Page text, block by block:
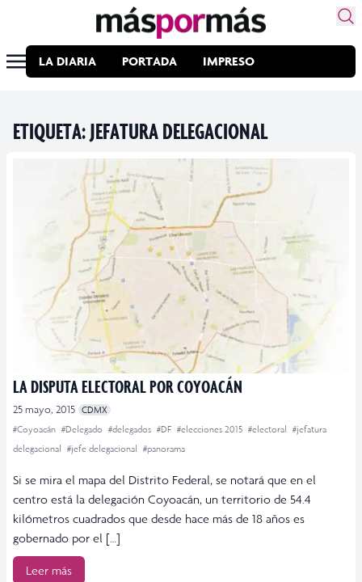
LA DIARIA PORTADA IMPRESO
ETIQUETA:JEFATURA DELEGACIONAL
LA DISPUTA ELECTORAL POR COYOACÁN
25 mayo, 2015 CDMX
#Coyoacán #Delegado #delegados #DF #elecciones 2015 #electoral #jefatura
delegacional #jefe delegacional #panorama
Si se mira el mapa del Distrito Federal, se notará que en el
centro está la delegación Coyoacán, un territorio de 54.4
kilómetros cuadrados que desde hace más de 18 años es
gobernado por el […]
Leer más